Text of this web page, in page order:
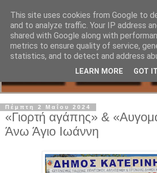
Πέμπτη 2 Μαΐου 2024
«Γιορτή αγάπης» &
Άνω Άγιο Ιωάννη
This site uses cookies from Google to
and to analyze traffic. Your IP address
shared with Google along with
metrics to ensure quality of service,
statistics, and to detect and address
LEARN MORE GOT IT